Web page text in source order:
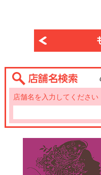
店舗名を入力してください